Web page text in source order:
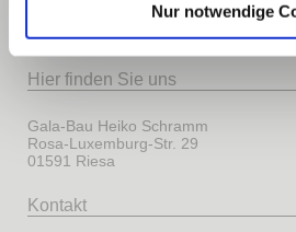
Nur notwendige
Hier finden Sie uns
Gala-Bau Heiko Schramm
Rosa-Luxemburg-Str. 29
01591 Riesa
Kontakt